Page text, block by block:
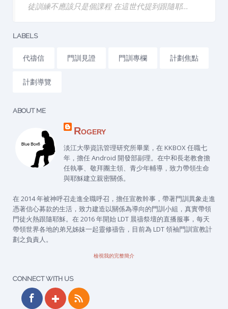
徒訓練不應該只是個課程 在這世代提到跟隨耶...
LABELS
代禱信 門訓見證 門訓專欄 計劃焦點
計劃導覽
ABOUT ME
Rogery
淡江大學資訊管理研究所畢業，在 KKBOX 任職七
年，擔任 Android 開發部副理。在中和長老教會擔
任執事、敬拜團主領、青少年輔導，致力帶領生命
與耶穌建立親密關係。
在 2014 年被神呼召走進全職呼召，擔任宣教幹事，帶著門訓異象走進
憑著信心募款的生活，致力建造以關係為導向的門訓小組，真實帶領
門徒火熱跟隨耶穌。在 2016 年開始 LDT 晨禱祭壇的直播服事，每天
帶領世界各地的弟兄姊妹一起靈修禱告，目前為 LDT 領袖門訓宣教計
劃之負責人。
檢視我的完整簡介
CONNECT WITH US